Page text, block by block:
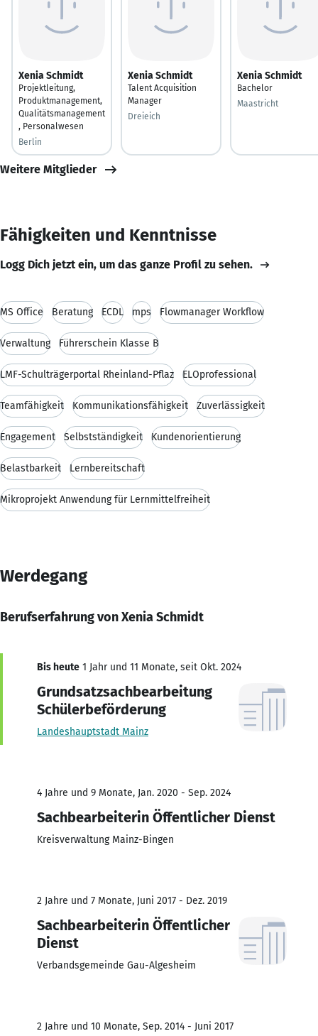
Xenia Schmidt
Projektleitung,
Produktmanagement,
Qualitätsmanagement
, Personalwesen
Berlin
Xenia Schmidt
Talent Acquisition
Manager
Dreieich
Xenia Schmidt
Bachelor
Maastricht
Weitere Mitglieder
Fähigkeiten und Kenntnisse
Logg Dich jetzt ein, um das ganze Profil zu sehen.
MS Office Beratung ECDL mps Flowmanager Workflow
Verwaltung Führerschein Klasse B
LMF-Schulträgerportal Rheinland-Pflaz ELOprofessional
Teamfähigkeit Kommunikationsfähigkeit Zuverlässigkeit
Engagement Selbstständigkeit Kundenorientierung
Belastbarkeit Lernbereitschaft
Mikroprojekt Anwendung für Lernmittelfreiheit
Werdegang
Berufserfahrung von Xenia Schmidt
Bis heute 1 Jahr und 11 Monate, seit Okt. 2024
Grundsatzsachbearbeitung
Schülerbeförderung
Landeshauptstadt Mainz
4 Jahre und 9 Monate, Jan. 2020 - Sep. 2024
Sachbearbeiterin Öffentlicher Dienst
Kreisverwaltung Mainz-Bingen
2 Jahre und 7 Monate, Juni 2017 - Dez. 2019
Sachbearbeiterin Öffentlicher
Dienst
Verbandsgemeinde Gau-Algesheim
2 Jahre und 10 Monate, Sep. 2014 - Juni 2017